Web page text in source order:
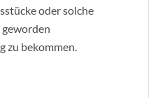
oder solche
geworden
zu bekommen.